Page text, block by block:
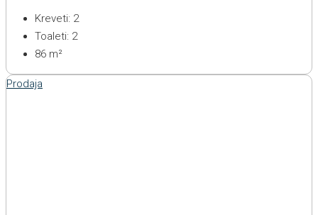
Kreveti: 2
Toaleti: 2
86 m²
Prodaja